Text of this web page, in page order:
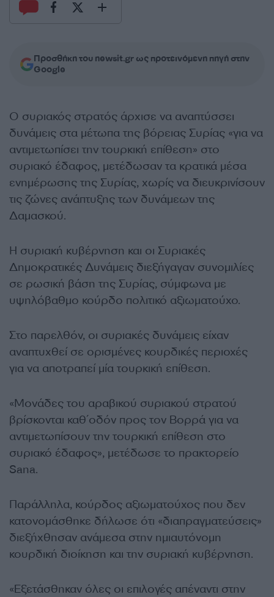
Προσθήκη του newsit.gr ως προτεινόμενη πηγή στην
Google
Ο συριακός στρατός άρχισε να αναπτύσσει
δυνάμεις στα μέτωπα της βόρειας Συρίας «για να
αντιμετωπίσει την τουρκική επίθεση» στο
συριακό έδαφος, μετέδωσαν τα κρατικά μέσα
ενημέρωσης της Συρίας, χωρίς να διευκρινίσουν
τις ζώνες ανάπτυξης των δυνάμεων της
Δαμασκού.
Η συριακή κυβέρνηση και οι Συριακές
Δημοκρατικές Δυνάμεις διεξήγαγαν συνομιλίες
σε ρωσική βάση της Συρίας, σύμφωνα με
υψηλόβαθμο κούρδο πολιτικό αξιωματούχο.
Στο παρελθόν, οι συριακές δυνάμεις είχαν
αναπτυχθεί σε ορισμένες κουρδικές περιοχές
για να αποτραπεί μία τουρκική επίθεση.
«Μονάδες του αραβικού συριακού στρατού
βρίσκονται καθ΄οδόν προς τον Βορρά για να
αντιμετωπίσουν την τουρκική επίθεση στο
συριακό έδαφος», μετέδωσε το πρακτορείο
Sana.
Παράλληλα, κούρδος αξιωματούχος που δεν
κατονομάσθηκε δήλωσε ότι «διαπραγματεύσεις»
διεξήχθησαν ανάμεσα στην ημιαυτόνομη
κουρδική διοίκηση και την συριακή κυβέρνηση.
«Εξετάσθηκαν όλες οι επιλογές απέναντι στην